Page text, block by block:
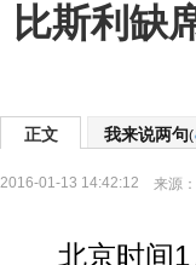
比斯利缺
正文 我来说两句(
2016-01-13 14:42:12 来源：
北京时间1月